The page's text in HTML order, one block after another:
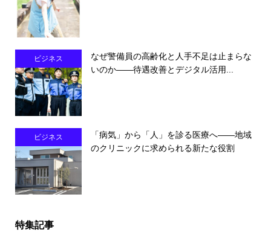
ビジネス
なぜ警備員の高齢化と人手不足は止まらな
いのか――待遇改善とデジタル活用...
ビジネス
「病気」から「人」を診る医療へ――地域
のクリニックに求められる新たな役割
特集記事